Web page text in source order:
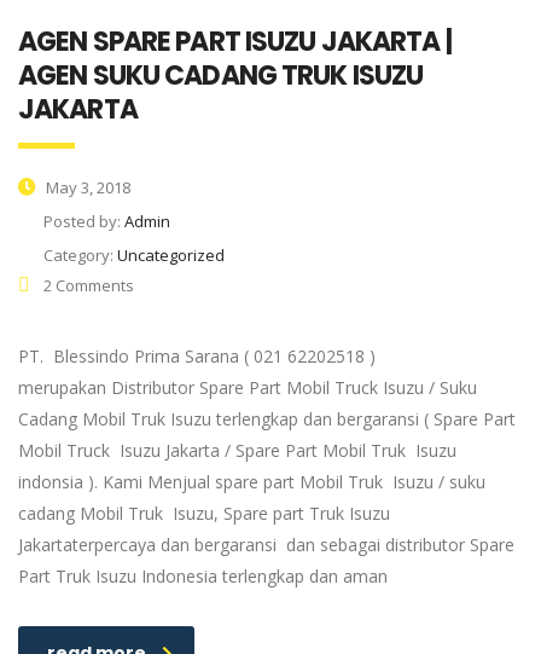
AGEN SPARE PART ISUZU JAKARTA |
AGEN SUKU CADANG TRUK ISUZU
JAKARTA
May 3, 2018
Posted by: Admin
Category: Uncategorized
2 Comments
PT. Blessindo Prima Sarana ( 021 62202518 )
merupakan Distributor Spare Part Mobil Truck Isuzu / Suku
Cadang Mobil Truk Isuzu terlengkap dan bergaransi ( Spare Part
Mobil Truck Isuzu Jakarta / Spare Part Mobil Truk Isuzu
indonsia ). Kami Menjual spare part Mobil Truk Isuzu / suku
cadang Mobil Truk Isuzu, Spare part Truk Isuzu
Jakartaterpercaya dan bergaransi dan sebagai distributor Spare
Part Truk Isuzu Indonesia terlengkap dan aman